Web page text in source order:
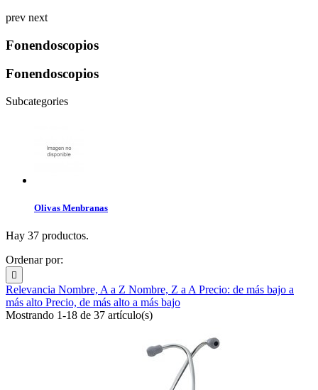
prev next
Fonendoscopios
Fonendoscopios
Subcategories
Olivas Menbranas
Hay 37 productos.
Ordenar por:

Relevancia Nombre, A a Z Nombre, Z a APrecio: de más bajo a
más alto Precio, de más alto a más bajo
Mostrando 1-18 de 37 artículo(s)